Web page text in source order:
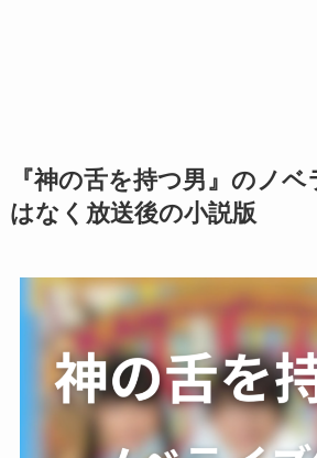
『神の舌を持つ男』のノ
はなく放送後の小説版